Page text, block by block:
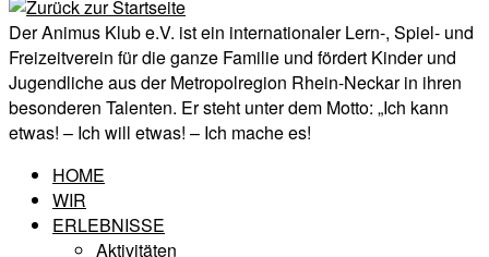
Der Animus Klub e.V. ist ein internationaler Lern-, Spiel- und
Freizeitverein für die ganze Familie und fördert Kinder und
Jugendliche aus der Metropolregion Rhein-Neckar in ihren
besonderen Talenten. Er steht unter dem Motto: „Ich kann
etwas! – Ich will etwas! – Ich mache es!
HOME
WIR
ERLEBNISSE
Aktivitäten